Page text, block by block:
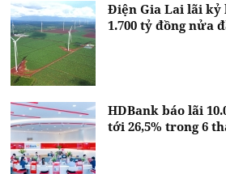
Điện Gia Lai lãi kỷ
1.700 tỷ đồng nửa
HDBank báo lãi
tới 26,5% trong 6